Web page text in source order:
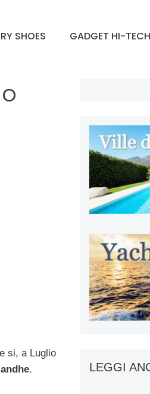
SHOES GADGET HI-TECH
si, a Luglio
. LEGGI